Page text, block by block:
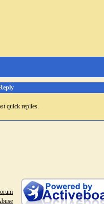
quick replies.